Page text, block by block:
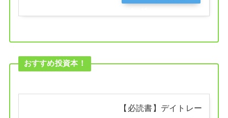
おすすめ投資本！
【必読書】デイトレー